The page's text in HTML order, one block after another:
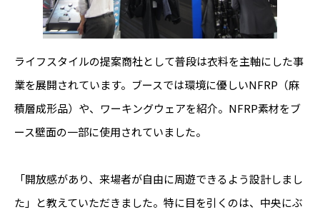
ライフスタイルの提案商社として普段は衣料を主軸にした事
業を展開されています。ブースでは環境に優しいNFRP（麻
積層成形品）や、ワーキングウェアを紹介。NFRP素材をブ
ース壁面の一部に使用されていました。
「開放感があり、来場者が自由に周遊できるよう設計しまし
た」と教えていただきました。特に目を引くのは、中央にぶ